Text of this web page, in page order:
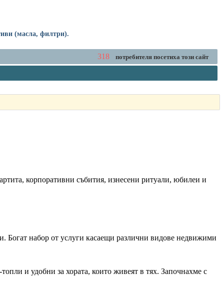
(масла, филтри).
318 потребителя посетиха този сайт
корпоративни събития, изнесени ритуали, юбилеи и
набор от услуги касаещи различни видове недвижими
и удобни за хората, които живеят в тях. Започнахме с